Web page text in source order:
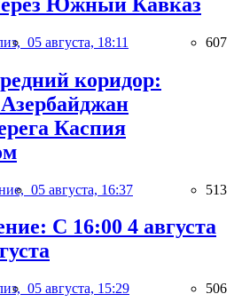
05 августа, 18:11 607
коридор:
Каспия
05 августа, 16:37 513
С 16:00 4 августа
05 августа, 15:29 506